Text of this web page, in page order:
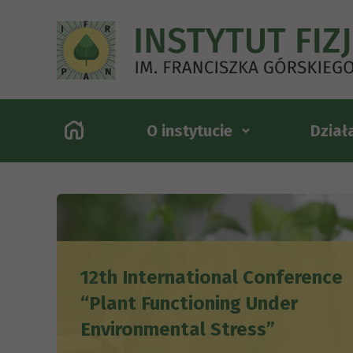
INSTYTUT
FIZJOLOGII
O instytucie
12th International Conference
“Plant Functioning Under
Environmental Stress”